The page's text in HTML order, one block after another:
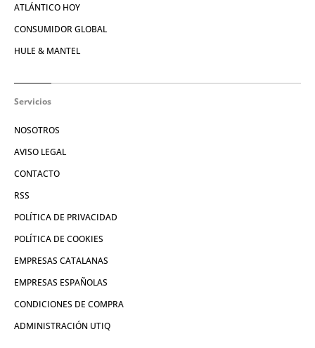
ATLÁNTICO HOY
CONSUMIDOR GLOBAL
HULE & MANTEL
Servicios
NOSOTROS
AVISO LEGAL
CONTACTO
RSS
POLÍTICA DE PRIVACIDAD
POLÍTICA DE COOKIES
EMPRESAS CATALANAS
EMPRESAS ESPAÑOLAS
CONDICIONES DE COMPRA
ADMINISTRACIÓN UTIQ